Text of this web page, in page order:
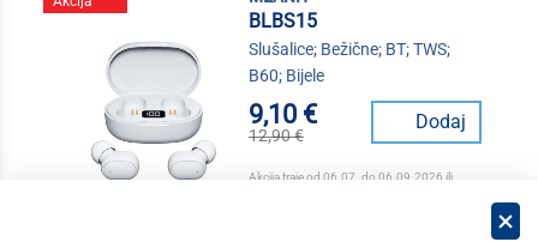
BLBS15
Slušalice; Bežične; BT; TWS;
B60; Bijele
9,10 €
12,90 €
Dodaj
Akcija traje od 06.07. do 06.09.2026 ili